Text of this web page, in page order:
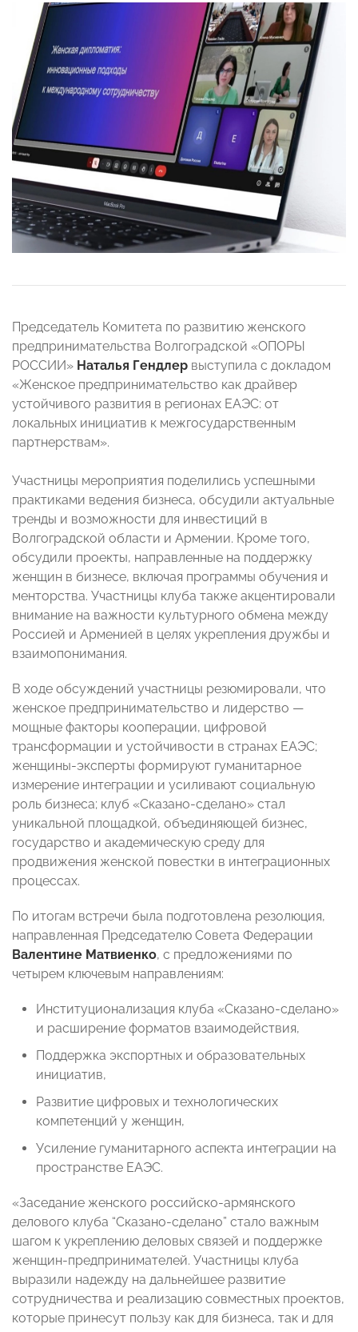
Председатель Комитета по развитию женского
предпринимательства Волгоградской «ОПОРЫ
РОССИИ» Наталья Гендлер выступила с докладом
«Женское предпринимательство как драйвер
устойчивого развития в регионах ЕАЭС: от
локальных инициатив к межгосударственным
партнерствам».
Участницы мероприятия поделились успешными
практиками ведения бизнеса, обсудили актуальные
тренды и возможности для инвестиций в
Волгоградской области и Армении. Кроме того,
обсудили проекты, направленные на поддержку
женщин в бизнесе, включая программы обучения и
менторства. Участницы клуба также акцентировали
внимание на важности культурного обмена между
Россией и Арменией в целях укрепления дружбы и
взаимопонимания.
В ходе обсуждений участницы резюмировали, что
женское предпринимательство и лидерство —
мощные факторы кооперации, цифровой
трансформации и устойчивости в странах ЕАЭС;
женщины-эксперты формируют гуманитарное
измерение интеграции и усиливают социальную
роль бизнеса; клуб «Сказано-сделано» стал
уникальной площадкой, объединяющей бизнес,
государство и академическую среду для
продвижения женской повестки в интеграционных
процессах. ⠀
По итогам встречи была подготовлена резолюция,
направленная Председателю Совета Федерации
Валентине Матвиенко, с предложениями по
четырем ключевым направлениям:
Институционализация клуба «Сказано-сделано»
и расширение форматов взаимодействия,
Поддержка экспортных и образовательных
инициатив,
Развитие цифровых и технологических
компетенций у женщин,
Усиление гуманитарного аспекта интеграции на
пространстве ЕАЭС.
«Заседание женского российско-армянского
делового клуба “Сказано-сделано” стало важным
шагом к укреплению деловых связей и поддержке
женщин-предпринимателей. Участницы клуба
выразили надежду на дальнейшее развитие
сотрудничества и реализацию совместных проектов,
которые принесут пользу как для бизнеса, так и для